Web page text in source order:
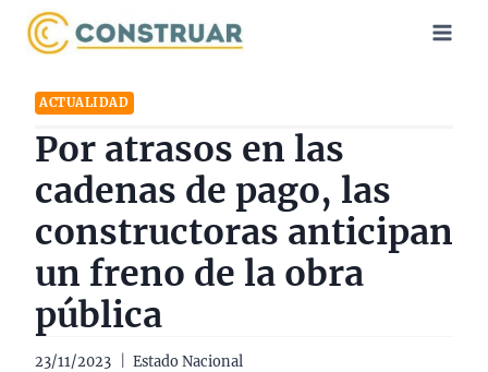
Saltar
ACTUALIDAD
Por atrasos en las
cadenas de pago, las
constructoras anticipan
un freno de la obra
pública
23/11/2023 Estado Nacional